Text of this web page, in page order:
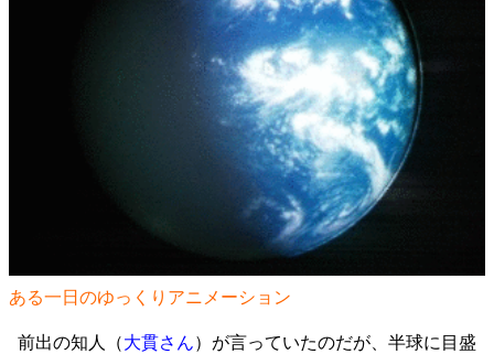
ある一日のゆっくりアニメーション
前出の知人（大貫さん）が言っていたのだが、半球に目盛